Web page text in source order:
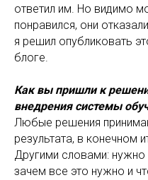
ответил им. Но видимо
понравился, они
я решил опубликовать
блоге.
Как вы пришли к
внедрения системы
Любые решения
результата, в конечном
Другими словами: нужно
зачем все это нужно и